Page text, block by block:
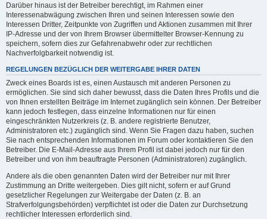
Darüber hinaus ist der Betreiber berechtigt, im Rahmen einer
Interessenabwägung zwischen Ihren und seinen Interessen sowie den
Interessen Dritter, Zeitpunkte von Zugriffen und Aktionen zusammen mit Ihrer
IP-Adresse und der von Ihrem Browser übermittelter Browser-Kennung zu
speichern, sofern dies zur Gefahrenabwehr oder zur rechtlichen
Nachverfolgbarkeit notwendig ist.
REGELUNGEN BEZÜGLICH DER WEITERGABE IHRER DATEN
Zweck eines Boards ist es, einen Austausch mit anderen Personen zu
ermöglichen. Sie sind sich daher bewusst, dass die Daten Ihres Profils und die
von Ihnen erstellten Beiträge im Internet zugänglich sein können. Der Betreiber
kann jedoch festlegen, dass einzelne Informationen nur für einen
eingeschränkten Nutzerkreis (z. B. andere registrierte Benutzer,
Administratoren etc.) zugänglich sind. Wenn Sie Fragen dazu haben, suchen
Sie nach entsprechenden Informationen im Forum oder kontaktieren Sie den
Betreiber. Die E-Mail-Adresse aus Ihrem Profil ist dabei jedoch nur für den
Betreiber und von ihm beauftragte Personen (Administratoren) zugänglich.
Andere als die oben genannten Daten wird der Betreiber nur mit Ihrer
Zustimmung an Dritte weitergeben. Dies gilt nicht, sofern er auf Grund
gesetzlicher Regelungen zur Weitergabe der Daten (z. B. an
Strafverfolgungsbehörden) verpflichtet ist oder die Daten zur Durchsetzung
rechtlicher Interessen erforderlich sind.